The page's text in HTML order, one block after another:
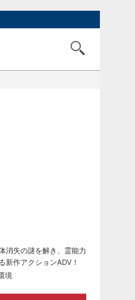
消失の謎を解き、霊能力
新作アクションADV！
境